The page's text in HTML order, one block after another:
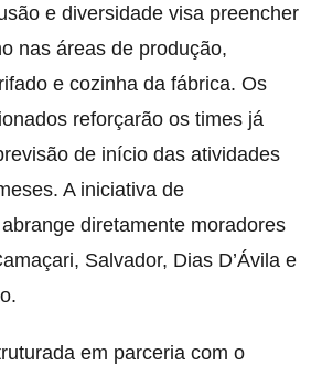
e diversidade visa preencher
nas áreas de produção,
e cozinha da fábrica. Os
reforçarão os times já
de início das atividades
A iniciativa de
diretamente moradores
Salvador, Dias D’Ávila e
em parceria com o